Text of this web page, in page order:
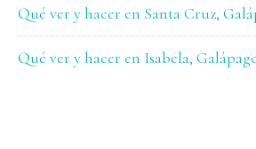
Qué ver y hacer en Santa Cruz,
Qué ver y hacer en Isabela,